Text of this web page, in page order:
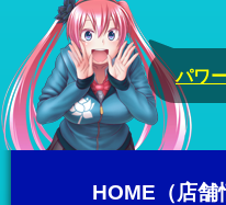
パワ
HOME（店舗